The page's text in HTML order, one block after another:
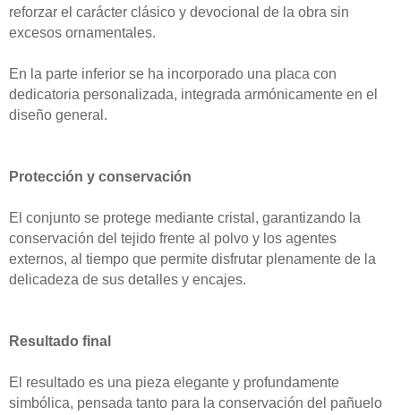
reforzar el carácter clásico y devocional de la obra sin
excesos ornamentales.
En la parte inferior se ha incorporado una placa con
dedicatoria personalizada, integrada armónicamente en el
diseño general.
Protección y conservación
El conjunto se protege mediante cristal, garantizando la
conservación del tejido frente al polvo y los agentes
externos, al tiempo que permite disfrutar plenamente de la
delicadeza de sus detalles y encajes.
Resultado final
El resultado es una pieza elegante y profundamente
simbólica, pensada tanto para la conservación del pañuelo